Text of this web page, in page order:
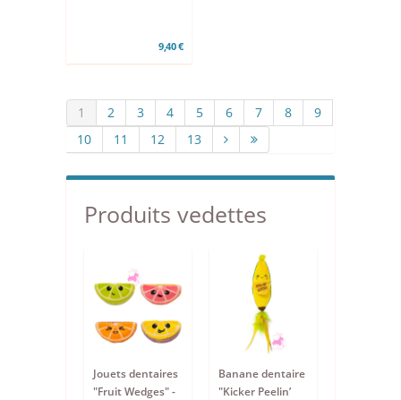
9,40 €
1 2 3 4 5 6 7 8
9
10
11 12 13
Produits vedettes
Jouets dentaires
"Fruit Wedges" -
Banane dentaire
"Kicker Peelin’